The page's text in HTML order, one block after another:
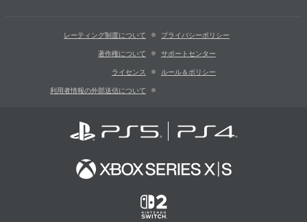
レーティング制度について プライバシーポリシー
著作権について サポートセンター
ライセンス ルール＆ポリシー
利用者情報の外部送信について